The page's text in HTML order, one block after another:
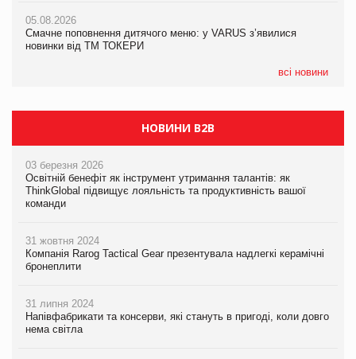
05.08.2026
Смачне поповнення дитячого меню: у VARUS з’явилися
новинки від ТМ ТОКЕРИ
всі новини
04.08.2026
Через атаку РФ у Дніпрі пошкоджено склад шоколаду
Millennium
НОВИНИ B2B
03 березня 2026
Освітній бенефіт як інструмент утримання талантів: як
ThinkGlobal підвищує лояльність та продуктивність вашої
команди
31 жовтня 2024
Компанія Rarog Tactical Gear презентувала надлегкі керамічні
бронеплити
31 липня 2024
Напівфабрикати та консерви, які стануть в пригоді, коли довго
нема світла